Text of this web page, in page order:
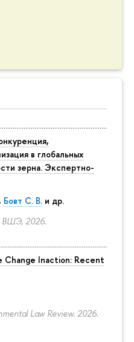
в глобальных
зерна. Экспертно-
Бовт С. В. и др.
ВШЭ, 2026.
Change Inaction: Recent
Law Review. 2026.